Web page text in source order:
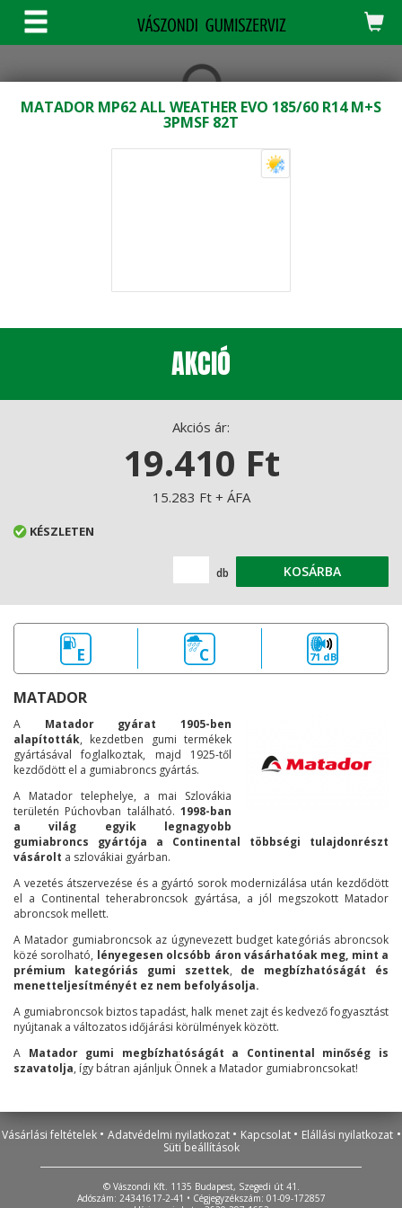
KERESÉS
MATADOR MP62 ALL WEATHER EVO 185/60 R14 M+S
3PMSF 82T
AKCIÓ
Akciós ár:
19.410 Ft
15.283 Ft + ÁFA
KÉSZLETEN
db KOSÁRBA
E C 71 dB
MATADOR
A Matador gyárat 1905-ben
alapították, kezdetben gumi termékek
gyártásával foglalkoztak, majd 1925-től
kezdődött el a gumiabroncs gyártás.
A Matador telephelye, a mai Szlovákia
területén Púchovban található. 1998-ban
a világ egyik legnagyobb
gumiabroncs gyártója a Continental többségi tulajdonrészt
vásárolt a szlovákiai gyárban.
A vezetés átszervezése és a gyártó sorok modernizálása után kezdődött
el a Continental teherabroncsok gyártása, a jól megszokott Matador
abroncsok mellett.
A Matador gumiabroncsok az úgynevezett budget kategóriás abroncsok
közé sorolható, lényegesen olcsóbb áron vásárhatóak meg, mint a
prémium kategóriás gumi szettek, de megbízhatóságát és
menetteljesítményét ez nem befolyásolja.
A gumiabroncsok biztos tapadást, halk menet zajt és kedvező fogyasztást
nyújtanak a változatos időjárási körülmények között.
A Matador gumi megbízhatóságát a Continental minőség is
szavatolja, így bátran ajánljuk Önnek a Matador gumiabroncsokat!
Vásárlási feltételek • Adatvédelmi nyilatkozat • Kapcsolat • Elállási nyilatkozat •
Süti beállítások
© Vászondi Kft. 1135 Budapest, Szegedi út 41.
Adószám: 24341617-2-41 • Cégjegyzékszám: 01-09-172857